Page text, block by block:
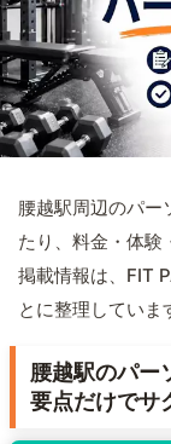
腰越駅周辺のパー
たり、料金・体験
掲載情報は、FIT
とに整理していま
腰越駅のパー
要点だけでサ